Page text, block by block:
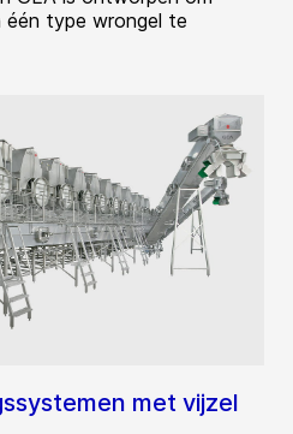
één type wrongel te
met vijzel